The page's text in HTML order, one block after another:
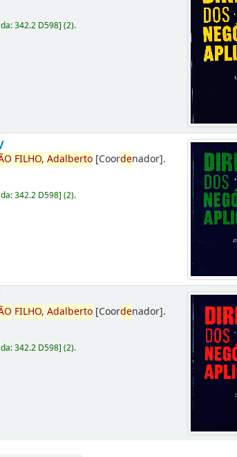
342.2 D598](2).
FILHO, Adalberto [Coordenador].
342.2 D598](2).
FILHO, Adalberto [Coordenador].
342.2 D598](2).